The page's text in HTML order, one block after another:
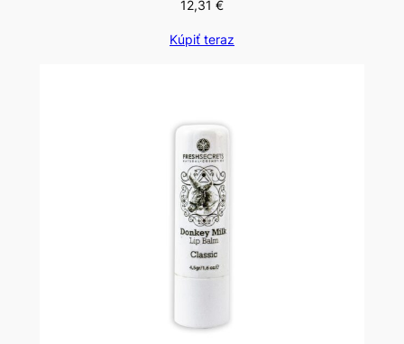
12,31 €
Kúpiť teraz